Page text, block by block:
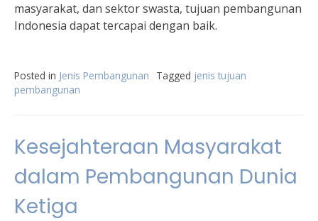
masyarakat, dan sektor swasta, tujuan pembangunan
Indonesia dapat tercapai dengan baik.
Posted in Jenis Pembangunan Tagged jenis tujuan
pembangunan
Kesejahteraan Masyarakat
dalam Pembangunan Dunia
Ketiga